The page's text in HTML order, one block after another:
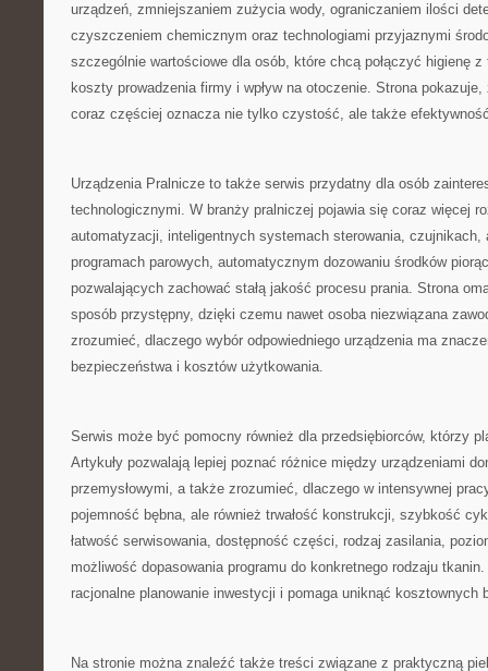
urządzeń, zmniejszaniem zużycia wody, ograniczaniem ilości
czyszczeniem chemicznym oraz technologiami przyjaznymi
szczególnie wartościowe dla osób, które chcą połączyć higienę
koszty prowadzenia firmy i wpływ na otoczenie. Strona
coraz częściej oznacza nie tylko czystość, ale także
Urządzenia Pralnicze to także serwis przydatny dla osób
technologicznymi. W branży pralniczej pojawia się coraz więcej
automatyzacji, inteligentnych systemach sterowania, czujnikach,
programach parowych, automatycznym dozowaniu środków
pozwalających zachować stałą jakość procesu prania. Strona
sposób przystępny, dzięki czemu nawet osoba niezwiązana
zrozumieć, dlaczego wybór odpowiedniego urządzenia ma
bezpieczeństwa i kosztów użytkowania.
Serwis może być pomocny również dla przedsiębiorców, którzy
Artykuły pozwalają lepiej poznać różnice między urządzeniami
przemysłowymi, a także zrozumieć, dlaczego w intensywnej
pojemność bębna, ale również trwałość konstrukcji, szybkość
łatwość serwisowania, dostępność części, rodzaj zasilania,
możliwość dopasowania programu do konkretnego rodzaju tkanin.
racjonalne planowanie inwestycji i pomaga uniknąć kosztownych
Na stronie można znaleźć także treści związane z praktyczną